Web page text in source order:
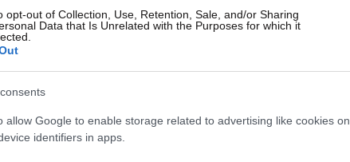
opt-out of Collection, Use, Retention, Sale, and/or Sharing
Data that Is Unrelated with the Purposes for which it
allow Google to enable storage related to advertising like cookies on
identifiers in apps.
Έλενας Παπαρίζου το 2005 με το «My
πρόσφατα στο «Πρωινό»,
σημαντική στιγμή της καριέρας του.